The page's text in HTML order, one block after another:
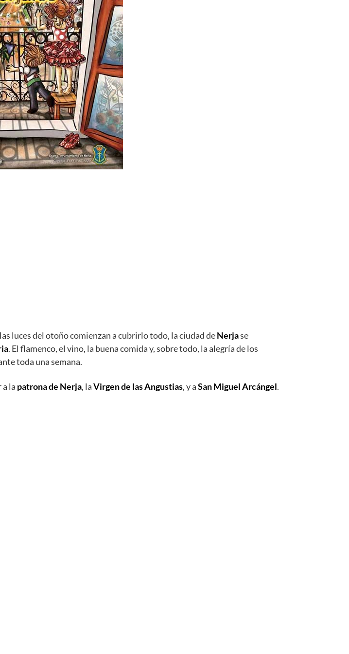
luces del otoño comienzan a cubrirlo todo, la ciudad deNerjase
. El flamenco, el vino, la buena comida y, sobre todo, la alegría de los
toda una semana.
la patrona de Nerja, laVirgen de las Angustias, y aSan Miguel Arcángel.